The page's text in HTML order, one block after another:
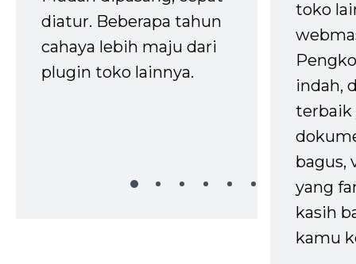
diatur. Beberapa tahun
cahaya lebih maju dari
plugin toko lainnya.
toko
indah,
terbaik
bagus,
yang
kasih
kamu